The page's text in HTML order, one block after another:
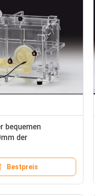
bequemen
der
Bestpreis